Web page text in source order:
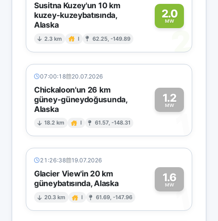
Susitna Kuzey'un 10 km
kuzey-kuzeybatısında,
Alaska
2.3 km I 62.25, -149.89
2.0
MW
2
07:00:18 20.07.2026
Chickaloon'un 26 km
güney-güneydoğusunda,
Alaska
18.2 km I 61.57, -148.31
1.2
MW
1
21:26:38 19.07.2026
Glacier View'in 20 km
güneybatısında, Alaska
20.3 km I 61.69, -147.96
1.6
MW1